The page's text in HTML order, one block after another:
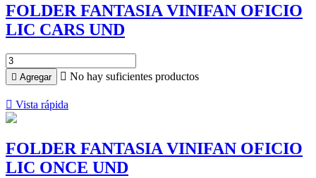
FOLDER FANTASIA VINIFAN OFICIO
LIC CARS UND
 Agregar  No hay suficientes productos
 Vista rápida
FOLDER FANTASIA VINIFAN OFICIO
LIC ONCE UND